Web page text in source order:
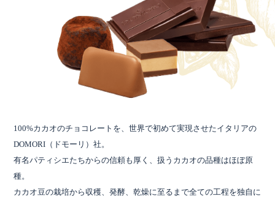
100%カカオのチョコレートを、世界で初めて実現させたイタリアの
DOMORI（ドモーリ）社。
有名パティシエたちからの信頼も厚く、扱うカカオの品種はほぼ原
種。
カカオ豆の栽培から収穫、発酵、乾燥に至るまで全ての工程を独自に